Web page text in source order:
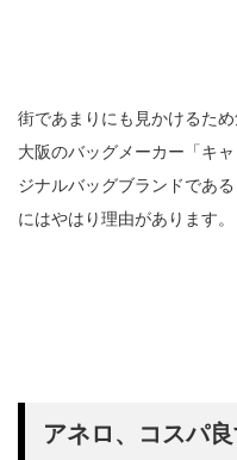
街であまりにも見かけるた
大阪のバッグメーカー「キ
ジナルバッグブランドであ
にはやはり理由があります。
アネロ、コスパ